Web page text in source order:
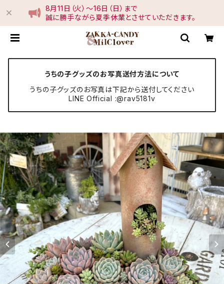
8月11日（火）〜16日（日）まで
誠に勝手ながら夏季休業とさせていただきます。
うちの子グッズのお写真送付方法について
うちの子グッズのお写真は下記から送付してください
LINE Official :@rav5181v